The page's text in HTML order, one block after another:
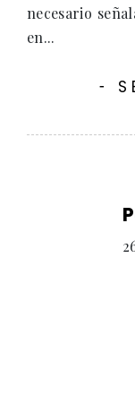
necesario
en...
-